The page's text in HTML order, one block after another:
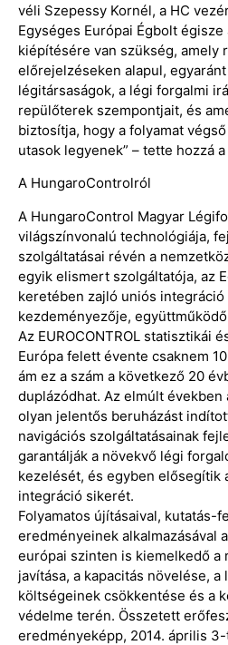
véli Szepessy Kornél, a HC
Egységes Európai Égbolt
kiépítésére van szükség, amely
előrejelzéseken alapul,
légitársaságok, a légi forgalmi
repülőterek szempontjait, és
biztosítja, hogy a folyamat
utasok legyenek” – tette hozzá
A HungaroControlról
A HungaroControl Magyar
világszínvonalú technológiája,
szolgáltatásai révén a
egyik elismert szolgáltatója, az
keretében zajló uniós
kezdeményezője,
Az EUROCONTROL statisztikái
Európa felett évente csaknem
ám ez a szám a következő 20
duplázódhat. Az elmúlt
olyan jelentős beruházást
navigációs szolgáltatásainak
garantálják a növekvő légi
kezelését, és egyben elősegítik
integráció sikerét.
Folyamatos újításaival, kutatás-
eredményeinek alkalmazásával
európai szinten is kiemelkedő a
javítása, a kapacitás növelése, a
költségeinek csökkentése és a
védelme terén. Összetett
eredményeképp, 2014. április